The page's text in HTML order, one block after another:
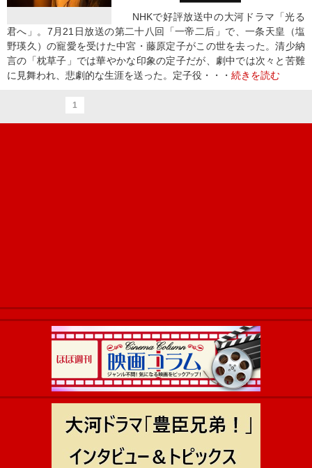
NHKで好評放送中の大河ドラマ「光る
君へ」。7月21日放送の第二十八回「一帝二后」で、一条天皇（塩
野瑛久）の寵愛を受けた中宮・藤原定子がこの世を去った。清少納
言の「枕草子」では華やかな印象の定子だが、劇中では次々と苦難
に見舞われ、悲劇的な生涯を送った。定子役・・・ 続きを読む
1